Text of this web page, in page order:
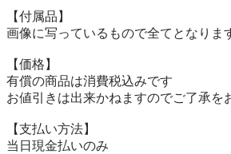
【付属品】
画像に写っているもので全てとなりま
【価格】
有償の商品は消費税込みです
お値引きは出来かねますのでご了承を
【⽀払い⽅法】
当⽇現⾦払いのみ